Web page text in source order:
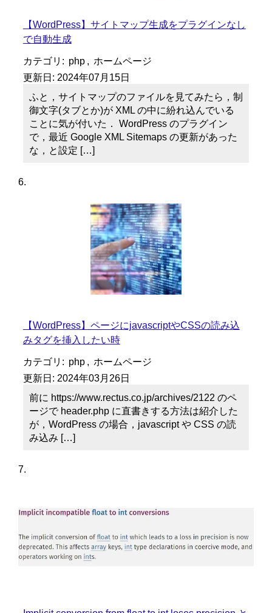
【WordPress】サイトマップ生成をプラグインなし
で自動生成
カテゴリ: php
ホームページ
更新日: 2024年07月15日
ふと，サイトマップのファイルを見てみたら，制
御文字(タブとか)が XML の中に紛れ込んでいる
ことに気が付いた． WordPress のプラグイン
で，最近 Google XML Sitemaps の更新があった
な，と設定 […]
【WordPress】ページにjavascriptやCSSの読み込
みタグを挿入したい時
カテゴリ: php , ホームページ
更新日: 2024年03月26日
前に https://www.rectus.co.jp/archives/2122 のペ
ージで header.php に直書きする方法は紹介した
が，WordPress の場合，javascript や CSS の読
み込み […]